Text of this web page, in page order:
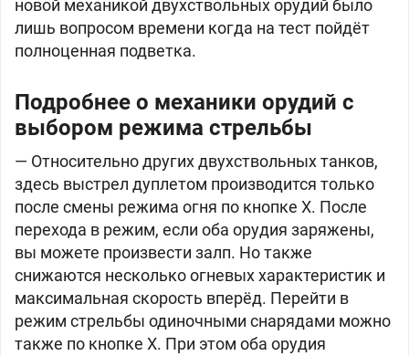
новой механикой двухствольных орудий было
лишь вопросом времени когда на тест пойдёт
полноценная подветка.
Подробнее о механики орудий с
выбором режима стрельбы
— Относительно других двухствольных танков,
здесь выстрел дуплетом производится только
после смены режима огня по кнопке X. После
перехода в режим, если оба орудия заряжены,
вы можете произвести залп. Но также
снижаются несколько огневых характеристик и
максимальная скорость вперёд. Перейти в
режим стрельбы одиночными снарядами можно
также по кнопке X. При этом оба орудия